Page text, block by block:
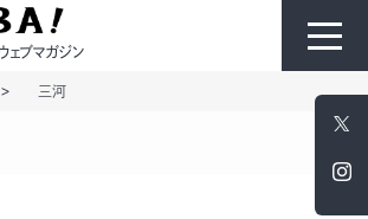
ェブマガジン
三河